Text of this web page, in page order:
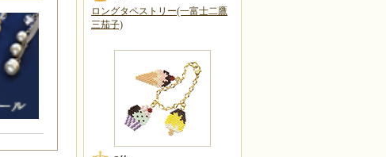
ロングタペストリー(一富士二鷹
三茄子)